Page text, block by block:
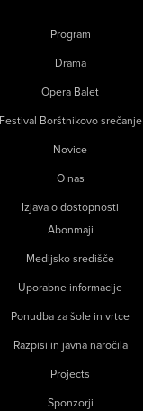
Program
Drama
Opera Balet
Festival Borštnikovo srečanje
Novice
O nas
Izjava o dostopnosti
Abonmaji
Medijsko središče
Uporabne informacije
Ponudba za šole in vrtce
Razpisi in javna naročila
Projects
Sponzorji